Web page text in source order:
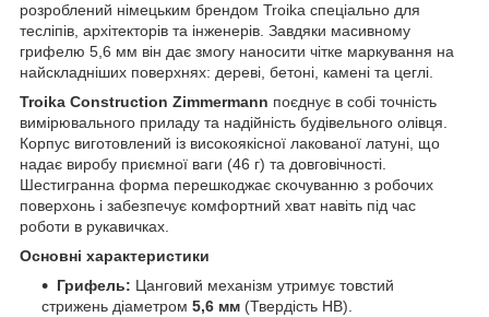
розроблений німецьким брендом Troika спеціально для
тесліпів, архітекторів та інженерів. Завдяки масивному
грифелю 5,6 мм він дає змогу наносити чітке маркування на
найскладніших поверхнях: дереві, бетоні, камені та цеглі.
Troika Construction Zimmermann поєднує в собі точність
вимірювального приладу та надійність будівельного олівця.
Корпус виготовлений із високоякісної лакованої латуні, що
надає виробу приємної ваги (46 г) та довговічності.
Шестигранна форма перешкоджає скочуванню з робочих
поверхонь і забезпечує комфортний хват навіть під час
роботи в рукавичках.
Основні характеристики
Грифель: Цанговий механізм утримує товстий
стрижень діаметром 5,6 мм (Твердість HB).